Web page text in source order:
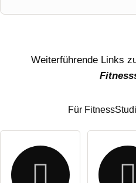
Weiterführende Links
Für